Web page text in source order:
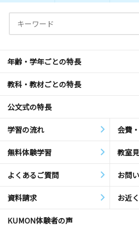
年齢・学年ごとの特長
教科・教材ごとの特長
公文式の特長
学習の流れ 会費
無料体験学習 教室
よくあるご質問 お問
資料請求 お近
KUMON体験者の声